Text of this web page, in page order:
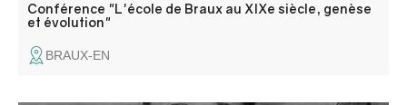
Conférence "L'école de Braux au XIXe siècle, genèse
et évolution"
BRAUX-EN